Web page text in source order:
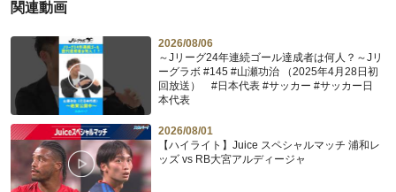
関連動画
2026/08/06
～Jリーグ24年連続ゴール達成者は何人？～Jリ
ーグラボ #145 #山瀬功治 （2025年4月28日初
回放送） #日本代表 #サッカー #サッカー日
本代表
2026/08/01
【ハイライト】Juice スペシャルマッチ 浦和レ
ッズ vs RB大宮アルディージャ